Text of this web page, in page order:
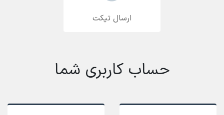
ارسال تیکت
حساب کاربری شما